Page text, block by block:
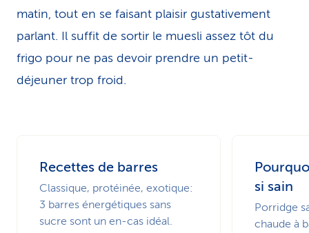
matin, tout en se faisant plaisir gustativement
parlant. Il suffit de sortir le muesli assez tôt du
frigo pour ne pas devoir prendre un petit-
déjeuner trop froid.
Recettes de barres
Classique, protéinée, exotique:
3 barres énergétiques sans
sucre sont un en-cas idéal.
si sain
Porridge
chaude à